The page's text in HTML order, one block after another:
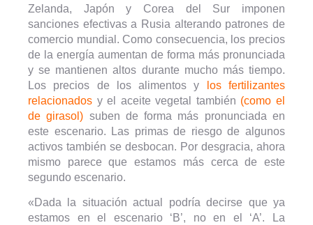
Zelanda, Japón y Corea del Sur imponen
sanciones efectivas a Rusia alterando patrones de
comercio mundial. Como consecuencia, los precios
de la energía aumentan de forma más pronunciada
y se mantienen altos durante mucho más tiempo.
Los precios de los alimentos y los fertilizantes
relacionados y el aceite vegetal también (como el
de girasol) suben de forma más pronunciada en
este escenario. Las primas de riesgo de algunos
activos también se desbocan. Por desgracia, ahora
mismo parece que estamos más cerca de este
segundo escenario.
«Dada la situación actual podría decirse que ya
estamos en el escenario ‘B’, no en el ‘A’. La